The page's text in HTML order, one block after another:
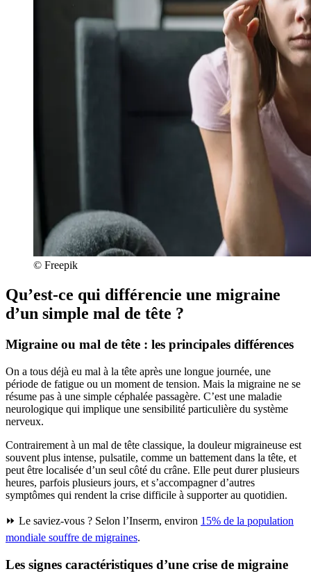
© Freepik
Qu’est-ce qui différencie une migraine
d’un simple mal de tête ?
Migraine ou mal de tête : les principales différences
On a tous déjà eu mal à la tête après une longue journée, une
période de fatigue ou un moment de tension. Mais la migraine ne se
résume pas à une simple céphalée passagère. C’est une maladie
neurologique qui implique une sensibilité particulière du système
nerveux.
Contrairement à un mal de tête classique, la douleur migraineuse est
souvent plus intense, pulsatile, comme un battement dans la tête, et
peut être localisée d’un seul côté du crâne. Elle peut durer plusieurs
heures, parfois plusieurs jours, et s’accompagner d’autres
symptômes qui rendent la crise difficile à supporter au quotidien.
⏩ Le saviez-vous ? Selon l’Inserm, environ 15% de la population
mondiale souffre de migraines.
Les signes caractéristiques d’une crise de migraine